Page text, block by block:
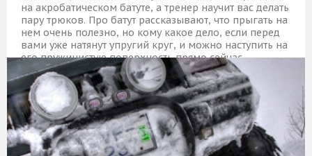
на акробатическом батуте, а тренер научит вас делать
пару трюков. Про батут рассказывают, что прыгать на
нем очень полезно, но кому какое дело, если перед
вами уже натянут упругий круг, и можно наступить на
его пружинистую поверхность прямо сейчас,
оттолкнуться и улететь!
2 069 Р КУПИТЬ